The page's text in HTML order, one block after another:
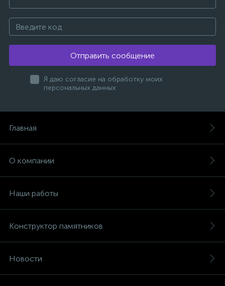
Отправить сообщение
Я даю согласие на обработку моих
персональных данных
Главная
О компании
Наши работы
Конструктор памятников
Новости